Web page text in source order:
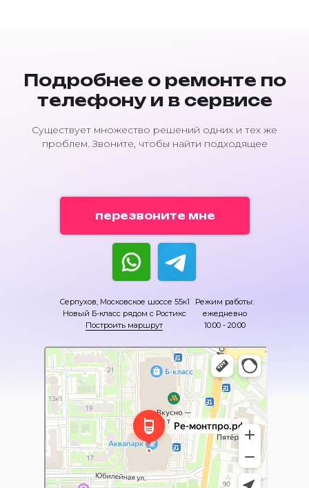
Подробнее о ремонте по
телефону и в сервисе
Существует множество решений одних и тех же
проблем. Звоните, чтобы найти подходящее
перезвоните мне
Серпухов, Московское шоссе 55к1
Новый Б-класс рядом с Ростикс
Построить маршрут
Режим работы:
ежедневно
10:00 - 20:00